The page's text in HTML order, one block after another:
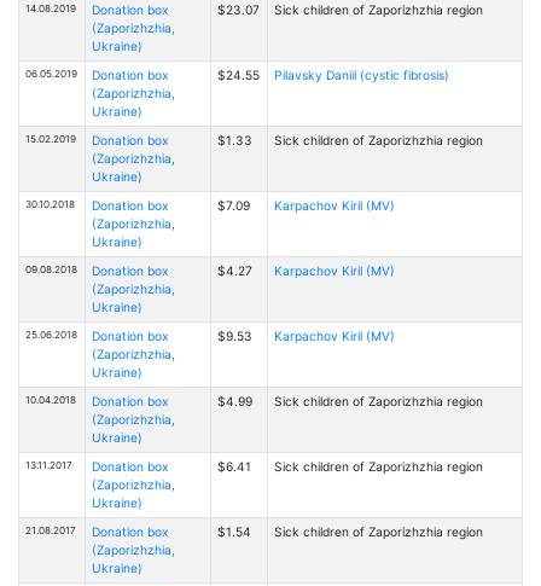
14.08.2019
Donation box
(Zaporizhzhia,
Ukraine)
$23.07 Sick children of Zaporizhzhia region
06.05.2019
Donation box
(Zaporizhzhia,
Ukraine)
$24.55 Pilavsky Daniil (cystic fibrosis)
15.02.2019
Donation box
(Zaporizhzhia,
Ukraine)
$1.33 Sick children of Zaporizhzhia region
30.10.2018
Donation box
(Zaporizhzhia,
Ukraine)
$7.09 Karpachov Kiril (MV)
09.08.2018
Donation box
(Zaporizhzhia,
Ukraine)
$4.27 Karpachov Kiril (MV)
25.06.2018
Donation box
(Zaporizhzhia,
Ukraine)
$9.53 Karpachov Kiril (MV)
10.04.2018
Donation box
(Zaporizhzhia,
Ukraine)
$4.99 Sick children of Zaporizhzhia region
13.11.2017
Donation box
(Zaporizhzhia,
Ukraine)
$6.41 Sick children of Zaporizhzhia region
21.08.2017
Donation box
(Zaporizhzhia,
Ukraine)
$1.54 Sick children of Zaporizhzhia region